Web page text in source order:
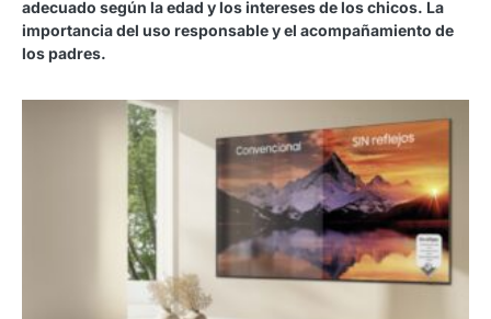
adecuado según la edad y los intereses de los chicos. La
importancia del uso responsable y el acompañamiento de
los padres.